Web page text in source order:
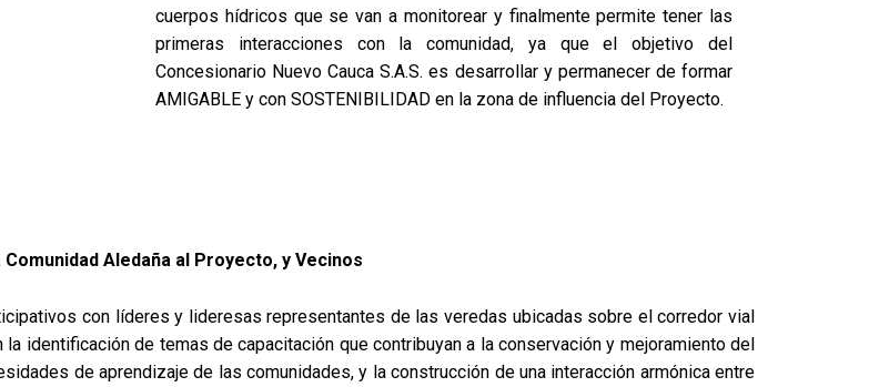
cuerpos hídricos que se van a monitorear y finalmente permite tener las
primeras interacciones con la comunidad, ya que el objetivo del
Concesionario Nuevo Cauca S.A.S. es desarrollar y permanecer de formar
AMIGABLE y con SOSTENIBILIDAD en la zona de influencia del Proyecto.
Aledaña al Proyecto, y Vecinos
con líderes y lideresas representantes de las veredas ubicadas sobre el corredor vial
identificación de temas de capacitación que contribuyan a la conservación y mejoramiento del
de aprendizaje de las comunidades, y la construcción de una interacción armónica entre